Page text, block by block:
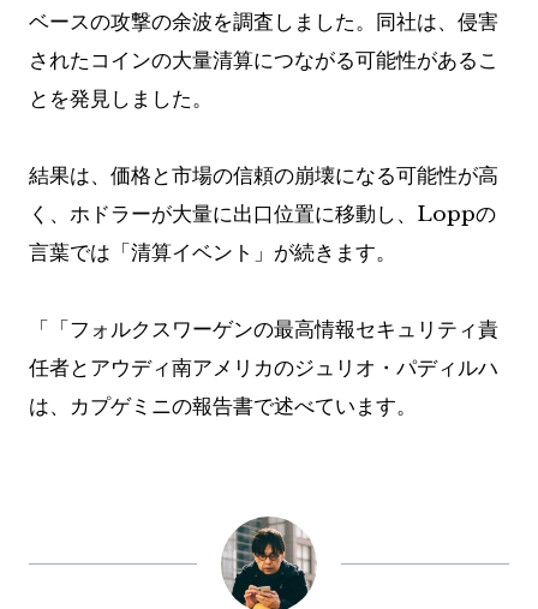
ベースの攻撃の余波を調査しました。同社は、侵害
されたコインの大量清算につながる可能性があるこ
とを発見しました。
結果は、価格と市場の信頼の崩壊になる可能性が高
く、ホドラーが大量に出口位置に移動し、Loppの
言葉では「清算イベント」が続きます。
「
「フォルクスワーゲンの最高情報セキュリティ責
任者とアウディ南アメリカのジュリオ・パディルハ
は、カプゲミニの報告書で述べています。